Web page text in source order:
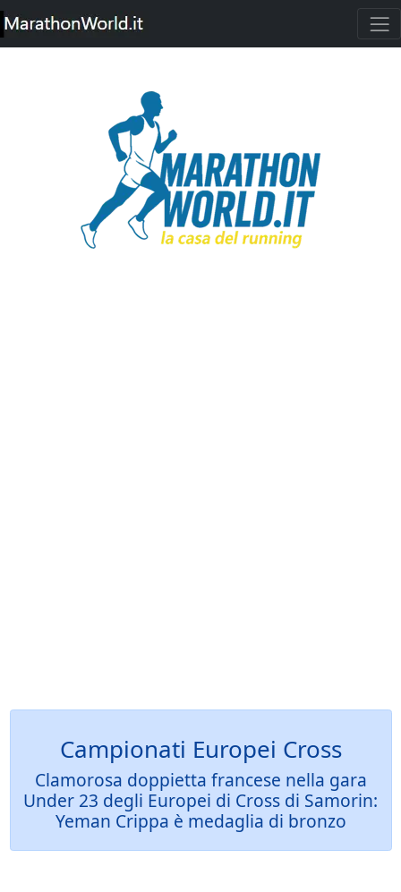
Campionati Europei Cross
Clamorosa doppietta francese nella gara
Under 23 degli Europei di Cross di Samorin:
Yeman Crippa è medaglia di bronzo